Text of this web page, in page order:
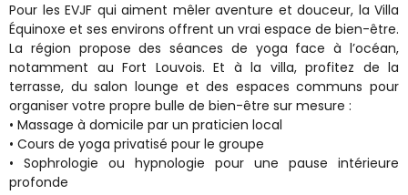
Pour les EVJF qui aiment mêler aventure et douceur, la Villa
Équinoxe et ses environs offrent un vrai espace de bien-être.
La région propose des séances de yoga face à l’océan,
notamment au Fort Louvois. Et à la villa, profitez de la
terrasse, du salon lounge et des espaces communs pour
organiser votre propre bulle de bien-être sur mesure :
• Massage à domicile par un praticien local
• Cours de yoga privatisé pour le groupe
• Sophrologie ou hypnologie pour une pause intérieure
profonde